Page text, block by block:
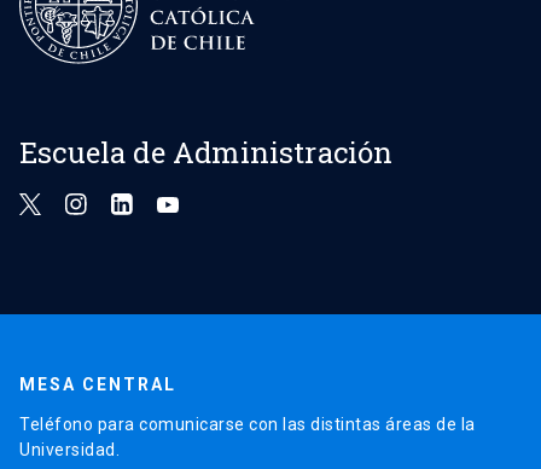
Escuela de Administración
MESA CENTRAL
Teléfono para comunicarse con las distintas áreas de la
Universidad.